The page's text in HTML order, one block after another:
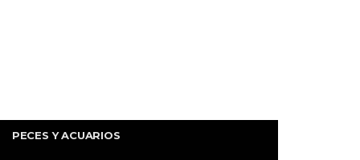
PECES Y ACUARIOS